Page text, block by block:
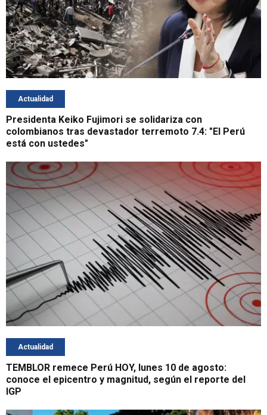
Actualidad
Presidenta Keiko Fujimori se solidariza con
colombianos tras devastador terremoto 7.4: "El Perú
está con ustedes"
Actualidad
TEMBLOR remece Perú HOY, lunes 10 de agosto:
conoce el epicentro y magnitud, según el reporte del
IGP